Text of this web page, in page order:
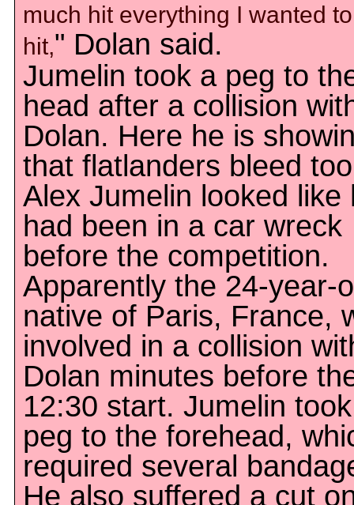
much hit everything I wanted to
hit," Dolan said.
Jumelin took a peg to
head after a collision
Dolan. Here he is
that flatlanders bleed
Alex Jumelin looked like
had been in a car wreck
before the competition.
Apparently the 24-year-
native of Paris, France,
involved in a collision
Dolan minutes before
12:30 start. Jumelin
peg to the forehead,
required several
He also suffered a cut